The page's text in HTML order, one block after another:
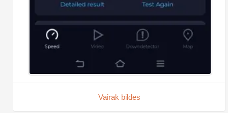
Vairāk bildes